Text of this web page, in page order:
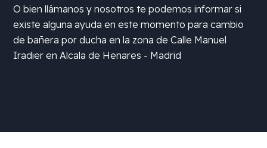
O bien llámanos y nosotros te podemos informar si
existe alguna ayuda en este momento para cambio
de bañera por ducha en la zona deCalle Manuel
Iradier en Alcala de Henares - Madrid